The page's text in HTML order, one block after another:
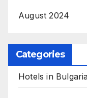
August 2024
Categories
Hotels in